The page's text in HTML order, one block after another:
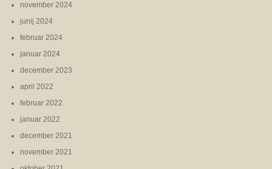
november 2024
junij 2024
februar 2024
januar 2024
december 2023
april 2022
februar 2022
januar 2022
december 2021
november 2021